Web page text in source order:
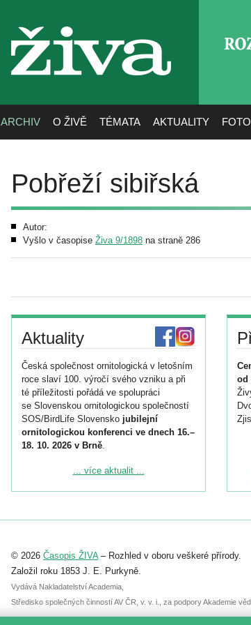
živa
ARCHIV O ŽIVĚ TÉMATA AKTUALITY
Pobřeží sibiřská
Autor:
Vyšlo v časopise Živa 9/1898 na straně 286
Aktuality
Česká společnost ornitologická v letošním
roce slaví 100. výročí svého vzniku a při
té příležitosti pořádá ve spolupráci
se Slovenskou ornitologickou společností
SOS/BirdLife Slovensko jubilejní
ornitologickou konferenci ve dnech 16.–
18. 10. 2026 v Brně.
Podrobnější informace ke konferenci
Registrovat se můžete do 6. září.
abstraktu přihlášené přednášky nebo
posteru je už 30. června.
... více aktualit ...
od
© 2026 Časopis ŽIVA– Rozhled v oboru veškeré přírody.
Založil roku 1853 J. E. Purkyně.
Vydává Nakladatelství Academia,
Středisko společných činností AV ČR, v. v. i., za podpory Akademie věd